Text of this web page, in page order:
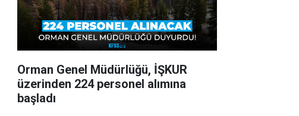
Orman Genel Müdürlüğü, İŞKUR
üzerinden 224 personel alımına
başladı